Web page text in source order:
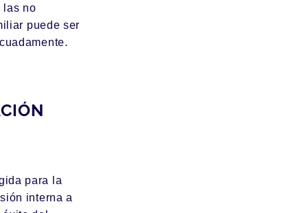
las no
puede ser
para la
interna a